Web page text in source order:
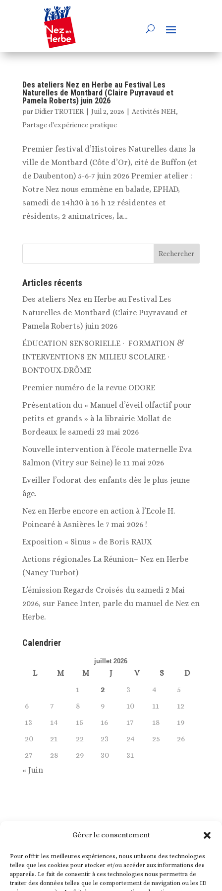
Gérer le consentement
Pour offrir les meilleures expériences, nous utilisons des technologies
telles que les cookies pour stocker et/ou accéder aux informations des
appareils. Le fait de consentir à ces technologies nous permettra de
traiter des données telles que le comportement de navigation ou les ID
Des ateliers Nez en Herbe au Festival Les
Naturelles de Montbard (Claire Puyravaud et
Pamela Roberts) juin 2026
parDidier TROTIER Juil 2, 2026 Activités NEH,
Partage d'expérience pratique
Premier festival d’Histoires Naturelles dans la
ville de Montbard (Côte d’Or), cité de Buffon (et
de Daubenton) 5-6-7 juin 2026 Premier atelier :
Notre Nez nous emmène en balade, EPHAD,
samedi de 14h30 à 16 h 12 résidentes et
résidents, 2 animatrices, la...
Articles récents
Des ateliers Nez en Herbe au Festival Les
Naturelles de Montbard (Claire Puyravaud et
Pamela Roberts) juin 2026
ÉDUCATION SENSORIELLE · FORMATION &
INTERVENTIONS EN MILIEU SCOLAIRE ·
BONTOUX-DRÔME
Premier numéro de la revue ODORE
Présentation du « Manuel d’éveil olfactif pour
petits et grands » à la librairie Mollat de
Bordeaux le samedi 23 mai 2026
Nouvelle intervention à l’école maternelle Eva
Salmon (Vitry sur Seine) le 11 mai 2026
Eveiller l’odorat des enfants dès le plus jeune
âge.
Nez en Herbe encore en action à l’Ecole H.
Poincaré à Asnières le 7 mai 2026 !
Exposition « Sinus » de Boris RAUX
Actions régionales La Réunion– Nez en Herbe
(Nancy Turbot)
L’émission Regards Croisés du samedi 2 Mai
2026, sur Fance Inter, parle du manuel de Nez en
Herbe.
Calendrier
juillet 2026
L M M J V S
D
1
2 3 4
5
6
7 8 9 10 11
12
13
14 15 16 17 18
19
20
21 22 23 24 25
26
27
28 29 30
31
« Juin